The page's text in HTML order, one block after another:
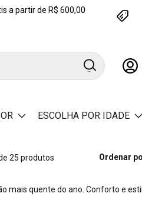
a partir de R$ 600,00
ESCOLHA POR IDADE
25 produtos Ordenar
mais quente do ano. Conforto e